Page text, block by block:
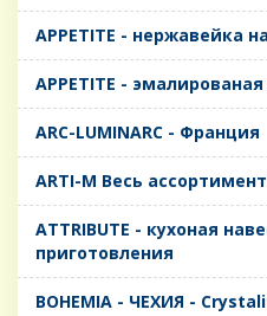
APPETITE - нержавейка
APPETITE -
ARC-LUMINARC - Франция
ARTI-M Весь ассортимент
ATTRIBUTE - кухоная
приготовления
BOHEMIA - ЧЕХИЯ -